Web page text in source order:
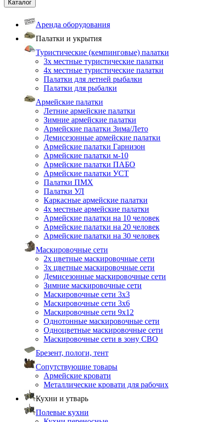
Каталог
Аренда оборудования
Палатки и укрытия
Туристические (кемпинговые) палатки
3х местные туристические палатки
4х местные туристические палатки
Палатки для летней рыбалки
Палатки для рыбалки
Армейские палатки
Летние армейские палатки
Зимние армейские палатки
Армейские палатки Зима/Лето
Демисезонные армейские палатки
Армейские палатки Гарнизон
Армейские палатки м-10
Армейские палатки ПАБО
Армейские палатки УСТ
Палатки ПМХ
Палатки УЛ
Каркасные армейские палатки
4х местные армейские палатки
Армейские палатки на 10 человек
Армейские палатки на 20 человек
Армейские палатки на 30 человек
Маскировочные сети
2х цветные маскировочные сети
3х цветные маскировочные сети
Демисезонные маскировочные сети
Зимние маскировочные сети
Маскировочные сети 3х3
Маскировочные сети 3х6
Маскировочные сети 9х12
Однотонные маскировочные сети
Одноцветные маскировочные сети
Маскировочные сети в зону СВО
Брезент, пологи, тент
Сопутствующие товары
Армейские кровати
Металлические кровати для рабочих
Кухни и утварь
Полевые кухни